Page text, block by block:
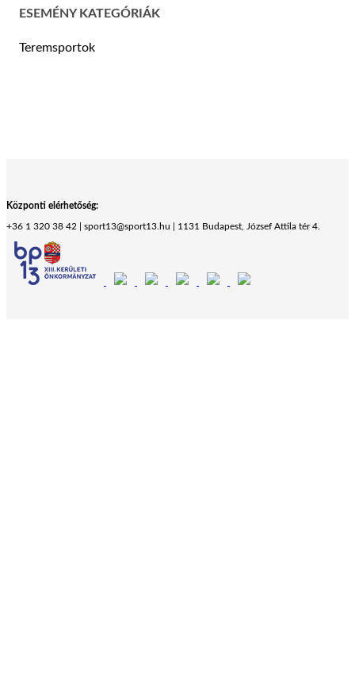
ESEMÉNY KATEGÓRIÁK
Teremsportok
Központi elérhetőség:
+36 1 320 38 42 | sport13@sport13.hu | 1131 Budapest, József Attila tér 4.